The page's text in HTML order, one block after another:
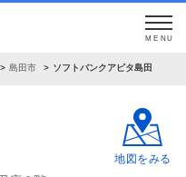
MENU
島田市 ソフトバンクアピタ島田
地図をみる